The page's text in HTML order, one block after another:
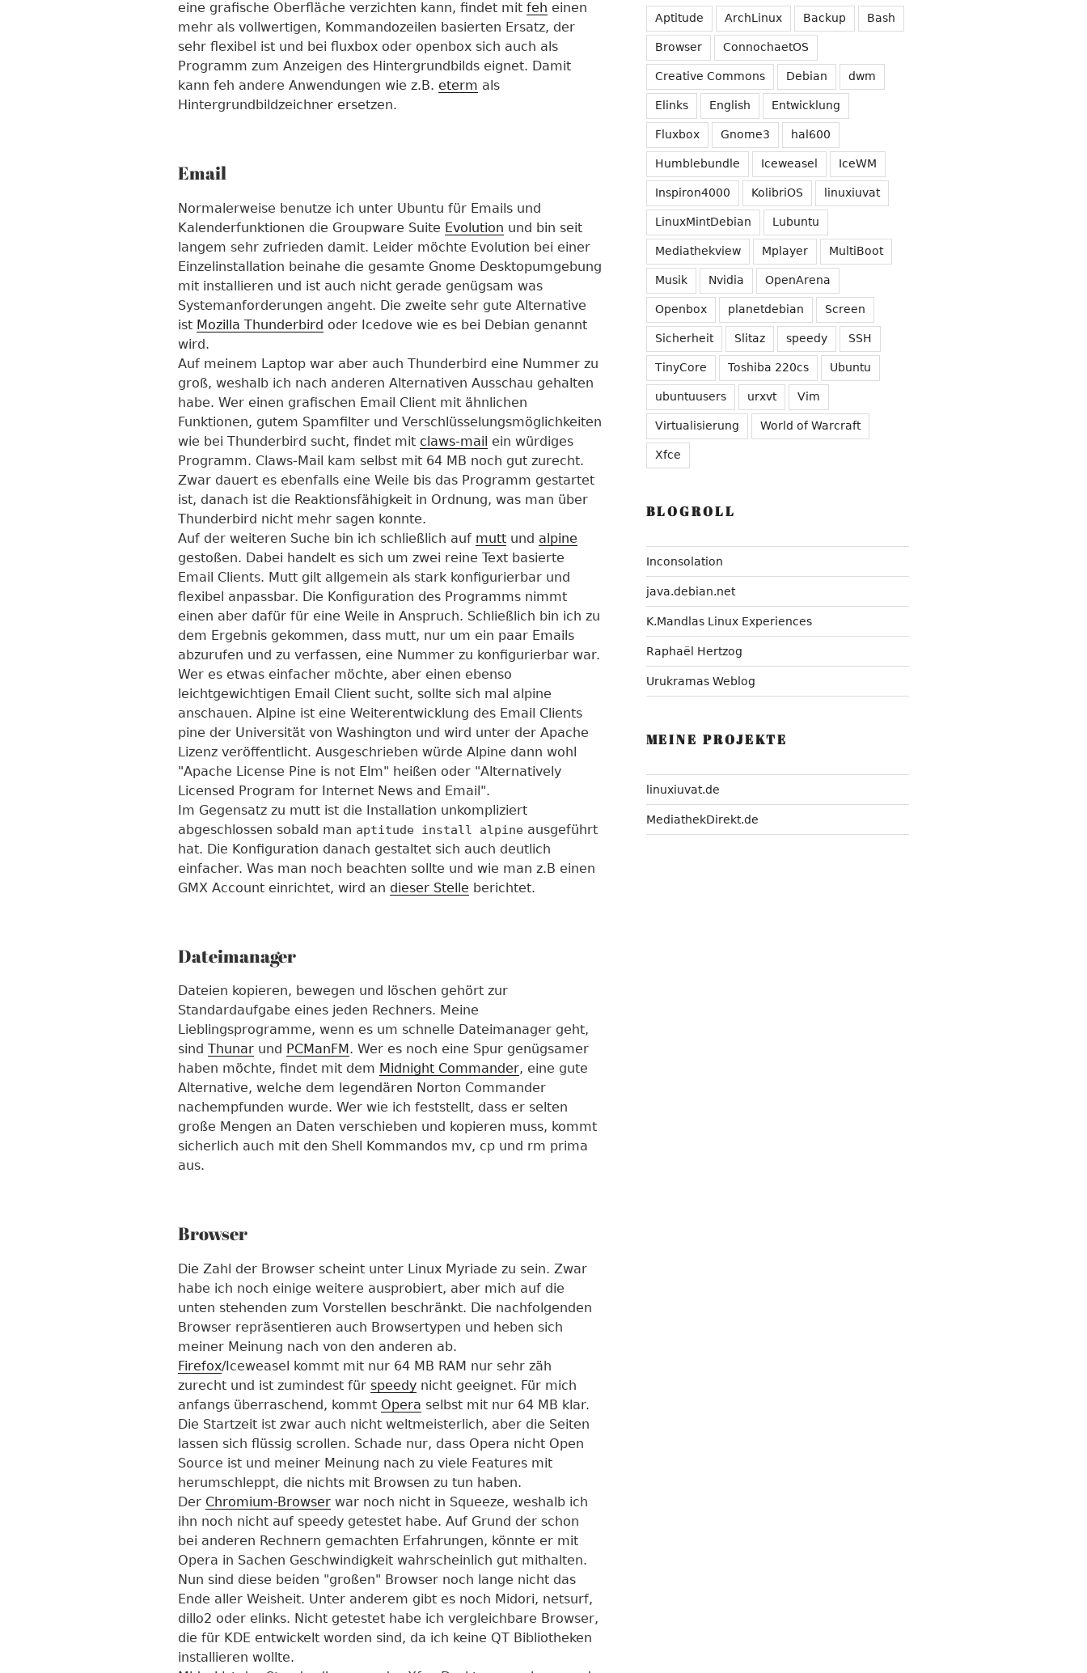
eine grafische Oberfläche verzichten kann, findet mit feh einen
mehr als vollwertigen, Kommandozeilen basierten Ersatz, der
sehr flexibel ist und bei fluxbox oder openbox sich auch als
Programm zum Anzeigen des Hintergrundbilds eignet. Damit
kann feh andere Anwendungen wie z.B. eterm als
Hintergrundbildzeichner ersetzen.
Email
Normalerweise benutze ich unter Ubuntu für Emails und
Kalenderfunktionen die Groupware Suite Evolution und bin seit
langem sehr zufrieden damit. Leider möchte Evolution bei einer
Einzelinstallation beinahe die gesamte Gnome Desktopumgebung
mit installieren und ist auch nicht gerade genügsam was
Systemanforderungen angeht. Die zweite sehr gute Alternative
ist Mozilla Thunderbird oder Icedove wie es bei Debian genannt
wird.
Auf meinem Laptop war aber auch Thunderbird eine Nummer zu
groß, weshalb ich nach anderen Alternativen Ausschau gehalten
habe. Wer einen grafischen Email Client mit ähnlichen
Funktionen, gutem Spamfilter und Verschlüsselungsmöglichkeiten
wie bei Thunderbird sucht, findet mit claws-mail ein würdiges
Programm. Claws-Mail kam selbst mit 64 MB noch gut zurecht.
Zwar dauert es ebenfalls eine Weile bis das Programm gestartet
ist, danach ist die Reaktionsfähigkeit in Ordnung, was man über
Thunderbird nicht mehr sagen konnte.
Auf der weiteren Suche bin ich schließlich auf mutt und alpine
gestoßen. Dabei handelt es sich um zwei reine Text basierte
Email Clients. Mutt gilt allgemein als stark konfigurierbar und
flexibel anpassbar. Die Konfiguration des Programms nimmt
einen aber dafür für eine Weile in Anspruch. Schließlich bin ich zu
dem Ergebnis gekommen, dass mutt, nur um ein paar Emails
abzurufen und zu verfassen, eine Nummer zu konfigurierbar war.
Wer es etwas einfacher möchte, aber einen ebenso
leichtgewichtigen Email Client sucht, sollte sich mal alpine
anschauen. Alpine ist eine Weiterentwicklung des Email Clients
pine der Universität von Washington und wird unter der Apache
Lizenz veröffentlicht. Ausgeschrieben würde Alpine dann wohl
"Apache License Pine is not Elm" heißen oder "Alternatively
Licensed Program for Internet News and Email".
Im Gegensatz zu mutt ist die Installation unkompliziert
abgeschlossen sobald man aptitude install alpine ausgeführt
hat. Die Konfiguration danach gestaltet sich auch deutlich
einfacher. Was man noch beachten sollte und wie man z.B einen
GMX Account einrichtet, wird an dieser Stelle berichtet.
Dateimanager
Dateien kopieren, bewegen und löschen gehört zur
Standardaufgabe eines jeden Rechners. Meine
Lieblingsprogramme, wenn es um schnelle Dateimanager geht,
sind Thunar und PCManFM . Wer es noch eine Spur genügsamer
haben möchte, findet mit dem Midnight Commander, eine gute
Alternative, welche dem legendären Norton Commander
nachempfunden wurde. Wer wie ich feststellt, dass er selten
große Mengen an Daten verschieben und kopieren muss, kommt
sicherlich auch mit den Shell Kommandos mv, cp und rm prima
aus.
Browser
Die Zahl der Browser scheint unter Linux Myriade zu sein. Zwar
habe ich noch einige weitere ausprobiert, aber mich auf die
unten stehenden zum Vorstellen beschränkt. Die nachfolgenden
Browser repräsentieren auch Browsertypen und heben sich
meiner Meinung nach von den anderen ab.
Firefox/Iceweasel kommt mit nur 64 MB RAM nur sehr zäh
zurecht und ist zumindest für speedy nicht geeignet. Für mich
anfangs überraschend, kommt Opera selbst mit nur 64 MB klar.
Die Startzeit ist zwar auch nicht weltmeisterlich, aber die Seiten
lassen sich flüssig scrollen. Schade nur, dass Opera nicht Open
Source ist und meiner Meinung nach zu viele Features mit
herumschleppt, die nichts mit Browsen zu tun haben.
Der Chromium-Browser war noch nicht in Squeeze, weshalb ich
ihn noch nicht auf speedy getestet habe. Auf Grund der schon
bei anderen Rechnern gemachten Erfahrungen, könnte er mit
Opera in Sachen Geschwindigkeit wahrscheinlich gut mithalten.
Nun sind diese beiden "großen" Browser noch lange nicht das
Ende aller Weisheit. Unter anderem gibt es noch Midori, netsurf,
dillo2 oder elinks. Nicht getestet habe ich vergleichbare Browser,
die für KDE entwickelt worden sind, da ich keine QT Bibliotheken
installieren wollte.
Aptitude ArchLinux Backup Bash
Browser ConnochaetOS
Creative Commons Debian dwm
Elinks English Entwicklung
Fluxbox Gnome3 hal600
Humblebundle Iceweasel IceWM
Inspiron4000 KolibriOS linuxiuvat
LinuxMintDebian Lubuntu
Mediathekview Mplayer MultiBoot
Musik Nvidia OpenArena
Openbox planetdebian Screen
Sicherheit Slitaz speedy SSH
TinyCore Toshiba 220cs Ubuntu
ubuntuusers urxvt Vim
Virtualisierung World of Warcraft
Xfce
BLOGROLL
Inconsolation
java.debian.net
K.Mandlas Linux Experiences
Raphaël Hertzog
Urukramas Weblog
MEINE PROJEKTE
linuxiuvat.de
MediathekDirekt.de